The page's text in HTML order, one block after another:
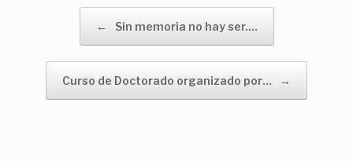
Navegador de artículos
← Sin memoria no hay ser.…
Curso de Doctorado organizado por… →